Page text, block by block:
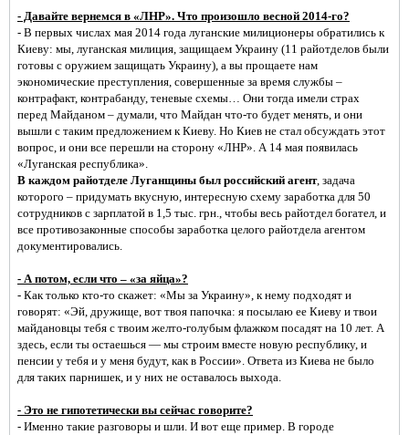
- Давайте вернемся в «ЛНР». Что произошло весной 2014-го?
- В первых числах мая 2014 года луганские милиционеры обратились к
Киеву: мы, луганская милиция, защищаем Украину (11 райотделов были
готовы с оружием защищать Украину), а вы прощаете нам
экономические преступления, совершенные за время службы –
контрафакт, контрабанду, теневые схемы… Они тогда имели страх
перед Майданом – думали, что Майдан что-то будет менять, и они
вышли с таким предложением к Киеву. Но Киев не стал обсуждать этот
вопрос, и они все перешли на сторону «ЛНР». А 14 мая появилась
«Луганская республика».
В каждом райотделе Луганщины был российский агент, задача
которого – придумать вкусную, интересную схему заработка для 50
сотрудников с зарплатой в 1,5 тыс. грн., чтобы весь райотдел богател, и
все противозаконные способы заработка целого райотдела агентом
документировались.
- А потом, если что – «за яйца»?
- Как только кто-то скажет: «Мы за Украину», к нему подходят и
говорят: «Эй, дружище, вот твоя папочка: я посылаю ее Киеву и твои
майдановцы тебя с твоим желто-голубым флажком посадят на 10 лет. А
здесь, если ты остаешься — мы строим вместе новую республику, и
пенсии у тебя и у меня будут, как в России». Ответа из Киева не было
для таких парнишек, и у них не оставалось выхода.
- Это не гипотетически вы сейчас говорите?
- Именно такие разговоры и шли. И вот еще пример. В городе